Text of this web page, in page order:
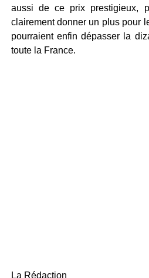
aussi de ce prix prestigieux,
clairement donner un plus pour
pourraient enfin dépasser la
toute la France.
La Rédaction